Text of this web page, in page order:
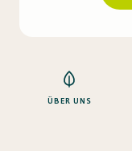
ÜBER UNS